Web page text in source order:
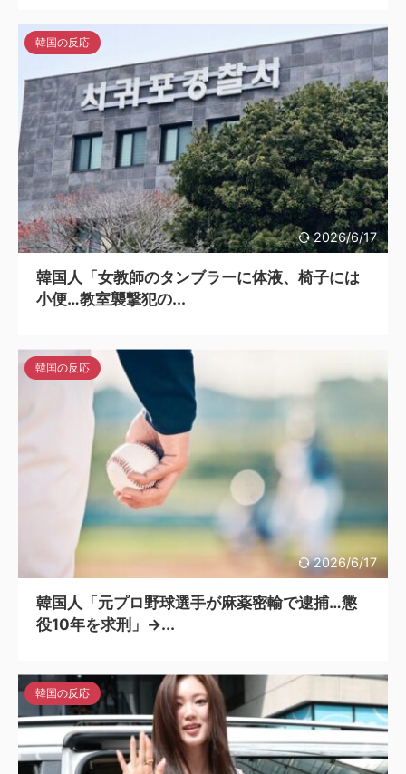
2026/6/17
韓国の反応
韓国人「女教師のタンブラーに体液、椅子には
小便…教室襲撃犯の...
2026/6/17
韓国の反応
韓国人「元プロ野球選手が麻薬密輸で逮捕…懲
役10年を求刑」→...
韓国の反応